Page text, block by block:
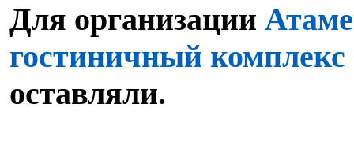
Для организации
гостиничный комплекс
оставляли.